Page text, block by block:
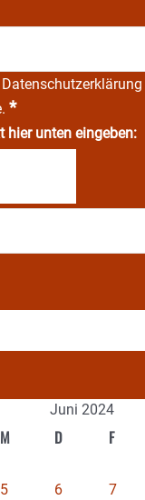
Datenschutzerklärung
*
hier unten eingeben:
Juni 2024
M D F
5 6 7